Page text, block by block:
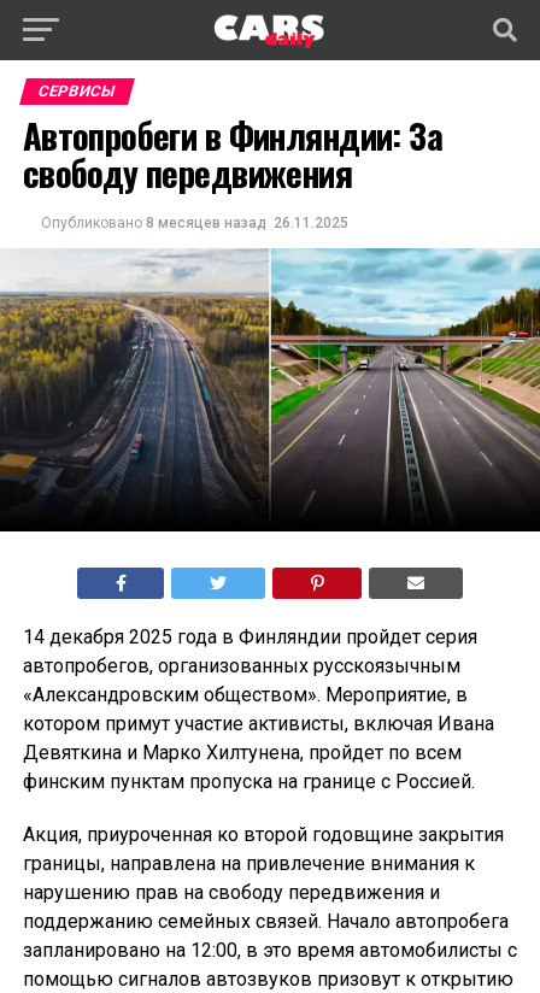
СЕРВИСЫ
Автопробеги в Финляндии: За
свободу передвижения
Опубликовано 8 месяцев назад 26.11.2025
14 декабря 2025 года в Финляндии пройдет серия
автопробегов, организованных русскоязычным
«Александровским обществом». Мероприятие, в
котором примут участие активисты, включая Ивана
Девяткина и Марко Хилтунена, пройдет по всем
финским пунктам пропуска на границе с Россией.
Акция, приуроченная ко второй годовщине закрытия
границы, направлена на привлечение внимания к
нарушению прав на свободу передвижения и
поддержанию семейных связей. Начало автопробега
запланировано на 12:00, в это время автомобилисты с
помощью сигналов автозвуков призовут к открытию